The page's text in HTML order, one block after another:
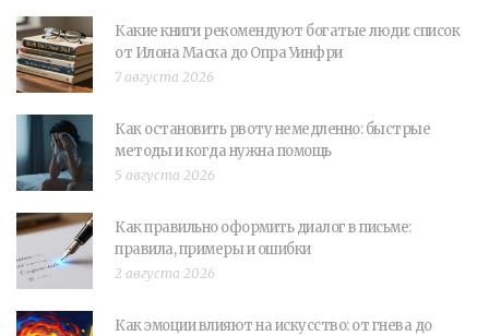
Какие книги рекомендуют богатые люди: список
от Илона Маска до Опра Уинфри
7 августа 2026
Как остановить рвоту немедленно: быстрые
методы и когда нужна помощь
5 августа 2026
Как правильно оформить диалог в письме:
правила, примеры и ошибки
2 августа 2026
Как эмоции влияют на искусство: от гнева до